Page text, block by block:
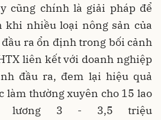
cũng chính là giải pháp để
khi nhiều loại nông sản của
ra ổn định trong bối cảnh
liên kết với doanh nghiệp
đầu ra, đem lại hiệu quả
làm thường xuyên cho 15 lao
lương 3 - 3,5 triệu